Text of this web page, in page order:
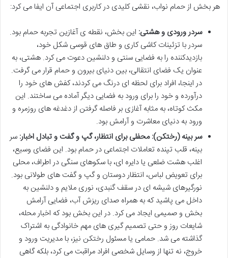
هر بخش از حمام نواب، نقشی کلیدی در کاربری اجتماعی آن ایفا می کرد:
سردر ورودی و هشتی: این بخش، نقطه ی آغازین تجربه حمام بود.
سردر با تزئینات کاشی کاری و طاق های قوسی شکل خود،
بازدیدکننده را به فضایی سنتی و دلنشین دعوت می کرد. هشتی، به
عنوان یک فضای انتقالی، بین دنیای بیرون و حمام قرار می گرفت.
در اینجا، افراد برای لحظه ای درنگ می کردند، کفش های خود را
درآورده و خود را برای ورود به فضایی دیگر آماده می ساختند. این
مکث کوتاه، به مثابه آغازی بر فاصله گرفتن از دغدغه های روزمره و
ورود به دنیای معاشرت و آرامش بود.
سر بینه (رختکن): محفلی برای انتظار، گپ و گفت و تبادل اخبار: سر
بینه، قلب تپنده تعاملات اجتماعی در حمام بود. این فضای وسیع،
اغلب هشت ضلعی یا دایره ای، با سکوهای سنگی در اطراف، محلی
برای تعویض لباس، انتظار دوستان و گپ و گفت های طولانی بود.
نورگیرهای شیشه ای در سقف گنبدی، نوری ملایم و دلنشین به
داخل می پاشید که به همراه صدای ریزش آب، فضایی آرامش
بخش و صمیمی ایجاد می کرد. در این بخش بود که اخبار محله،
شایعات روز و حتی تصمیم گیری های مهم خانوادگی به اشتراک
گذاشته می شد. حمامی یا مسئول رختکن نیز، با مدیریت ورود و
خروج، نه تنها از وسایل شخصی افراد مراقبت می کرد، بلکه گاهی